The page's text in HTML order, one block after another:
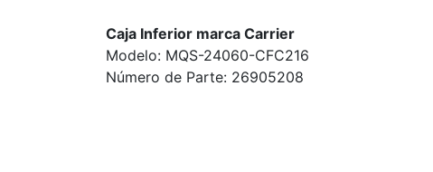
Caja Inferior marca Carrier
Modelo: MQS-24060-CFC216
Número de Parte: 26905208